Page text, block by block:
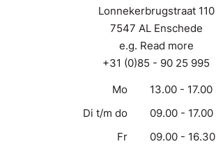
Lonnekerbrugstraat 110
7547 AL Enschede
e.g. Read more
+31 (0)85 - 90 25 995
Mo
13.00 - 17.00
Di t/m do
09.00 - 17.00
Fr
09.00 - 16.30